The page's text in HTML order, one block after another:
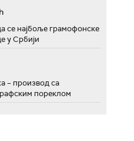
се најбоље грамофонске
у Србији
– производ са
пореклом